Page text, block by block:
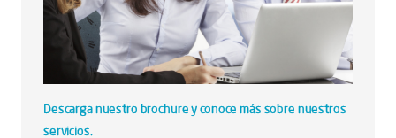
Descarga nuestro brochure y conoce más sobre nuestros
servicios.